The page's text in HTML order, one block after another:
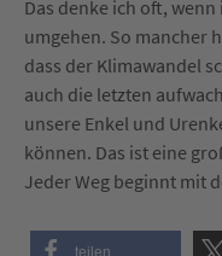
Das denke ich oft,
umgehen. So mancher
dass der Klimawandel
auch die letzten
unsere Enkel und
können. Das ist eine
Jeder Weg beginnt mit